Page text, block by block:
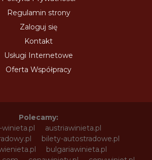
Regulamin strony
Zaloguj się
Kontakt
Usługi Internetowe
Oferta Współpracy
Polecamy:
winieta.pl
austriawinieta.pl
bilety-autostradowe.pl
bulgariawinieta.pl